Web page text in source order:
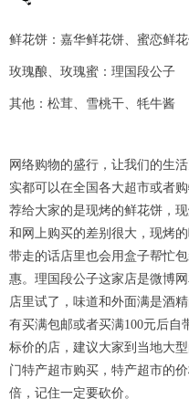
鲜花饼：嘉华鲜花饼、蜜恋鲜
玫瑰酿、玫瑰蜜：理国段公子
其他：松茸、雪桃干、牦牛酱
网络购物的盛行，让我们的生
实都可以在全国各大超市或者
荐给大家的是现烤的鲜花饼，
和网上购买的差别很大，现烤
带走的话店里也会用盒子帮忙
惠。理国段公子这家店是微博
店里试了，味道和外面满是酒
有买满包邮或者买满100元后自
标价的店，建议大家到当地大
门特产超市购买，特产超市的
倍，记住一定要砍价。